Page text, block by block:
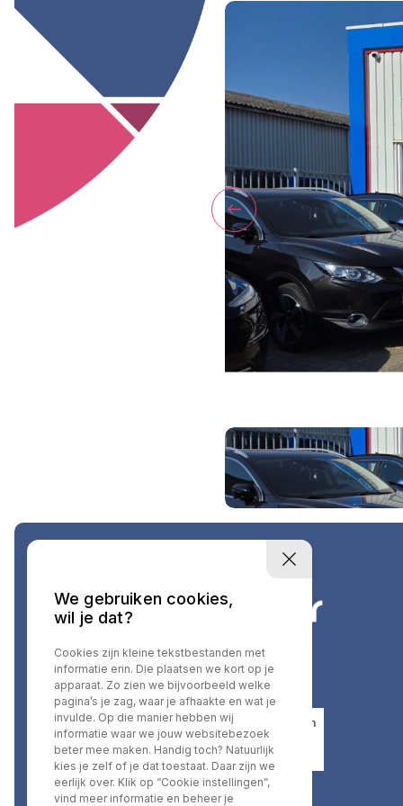
We gebruiken cookies,
wil je dat?
Cookies zijn kleine tekstbestanden met
informatie erin. Die plaatsen we kort op je
apparaat. Zo zien we bijvoorbeeld welke
pagina’s je zag, waar je afhaakte en wat je
invulde. Op die manier hebben wij
informatie waar we jouw websitebezoek
beter mee maken. Handig toch? Natuurlijk
kies je zelf of je dat toestaat. Daar zijn we
eerlijk over. Klik op “Cookie instellingen”,
vind meer informatie en beheer je